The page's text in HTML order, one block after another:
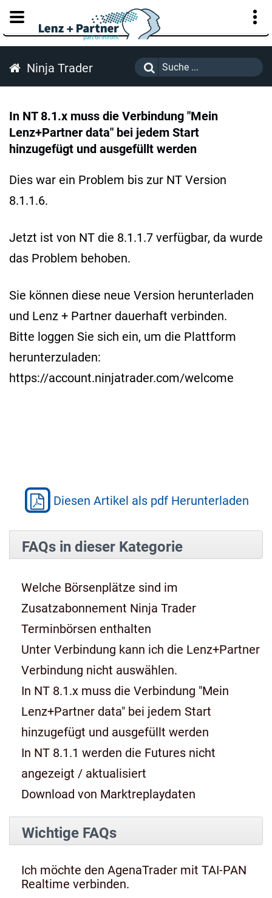
KUNDENPORTAL
Ninja Trader
In NT 8.1.x muss die Verbindung "Mein
Lenz+Partner data" bei jedem Start
hinzugefügt und ausgefüllt werden
Dies war ein Problem bis zur NT Version
8.1.1.6.
Jetzt ist von NT die 8.1.1.7 verfügbar, da wurde
das Problem behoben.
Sie können diese neue Version herunterladen
und Lenz + Partner dauerhaft verbinden.
Bitte loggen Sie sich ein, um die Plattform
herunterzuladen:
https://account.ninjatrader.com/welcome
Diesen Artikel als pdf Herunterladen
FAQs in dieser Kategorie
Welche Börsenplätze sind im
Zusatzabonnement Ninja Trader
Terminbörsen enthalten
Unter Verbindung kann ich die Lenz+Partner
Verbindung nicht auswählen.
In NT 8.1.x muss die Verbindung "Mein
Lenz+Partner data" bei jedem Start
hinzugefügt und ausgefüllt werden
In NT 8.1.1 werden die Futures nicht
angezeigt / aktualisiert
Download von Marktreplaydaten
Wichtige FAQs
Ich möchte den AgenaTrader mit TAI-PAN
Realtime verbinden.